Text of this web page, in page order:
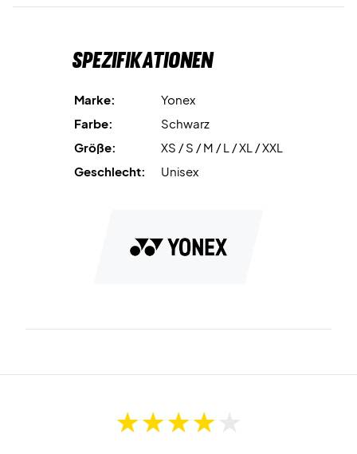
liefert dir ein angenehm leichtes Tragegefühl auf dem
Schwarz.
Spezifikationen
Marke:
Yonex
Farbe:
Schwarz
Größe:
XS / S / M / L / XL / XXL
Geschlecht:
Unisex